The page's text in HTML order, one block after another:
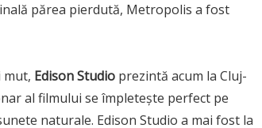
părea pierdută, Metropolis a fost
mut, Edison Studio prezintă acum la Cluj-
al filmului se împletește perfect pe
naturale. Edison Studio a mai fost la